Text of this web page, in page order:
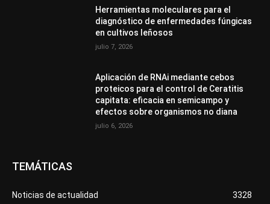
Herramientas moleculares para el
diagnóstico de enfermedades fúngicas
en cultivos leñosos
julio 7, 2026
Aplicación de RNAi mediante cebos
proteicos para el control de Ceratitis
capitata: eficacia en semicampo y
efectos sobre organismos no diana
julio 6, 2026
TEMÁTICAS
Noticias de actualidad
3328